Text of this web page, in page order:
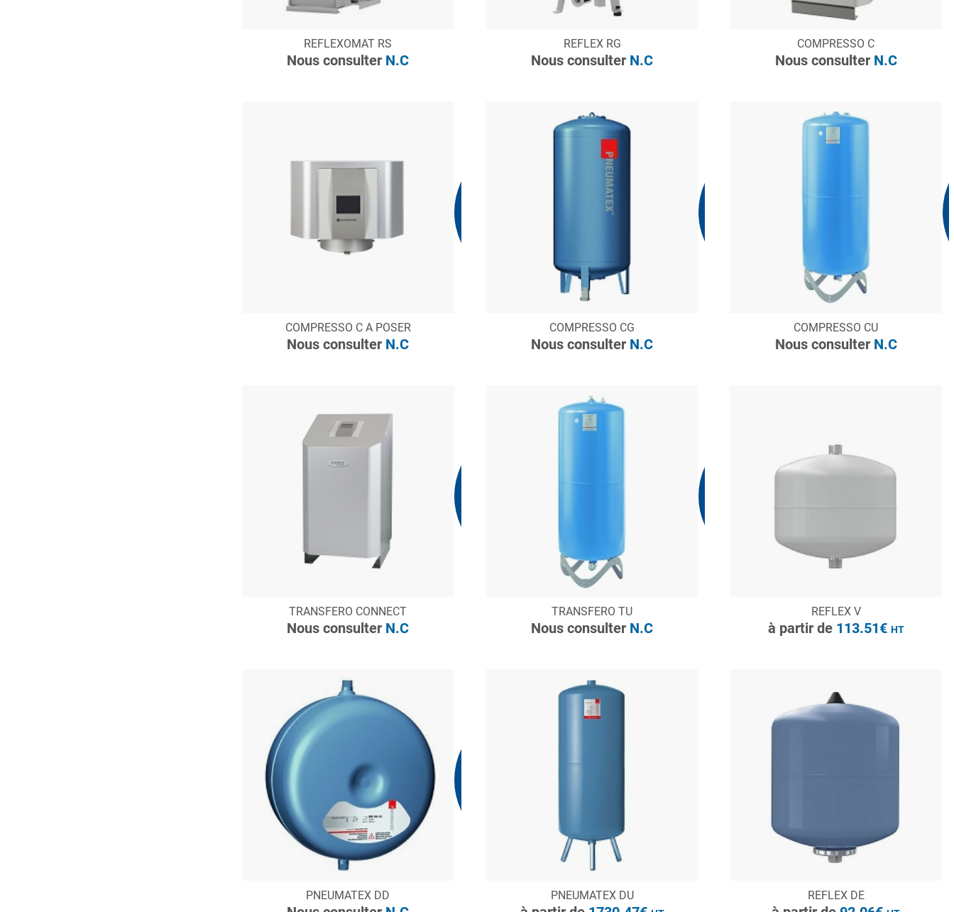
REFLEXOMAT RS
Nous consulter N.C
Demande de devis
REFLEX RG
Nous consulter N.C
Demande de devis
COMPRESSO C
Nous consulterN.C
Demande de devis
Nous consulter
COMPRESSO C A POSER
Nous consulter N.C
Demande de devis
Nous consulter
COMPRESSO CG
Nous consulter N.C
Demande de devis
COMPRESSO CU
Nous consulterN.C
Demande de devis
Nous consulter
TRANSFERO CONNECT
Nous consulter N.C
Demande de devis
Nous consulter
TRANSFERO TU
Nous consulter N.C
Demande de devis
REFLEX V
à partir de 113.51€ HT
Demande de devis
Nous consulter
PNEUMATEX DD
Demande de devis
1730.47€
PNEUMATEX DU
Demande de devis
REFLEX DE
Demande de devis